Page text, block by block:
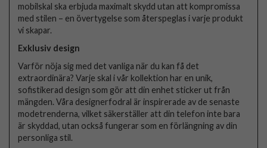
mobilskal ska erbjuda maximalt skydd utan att kompromissa
med stilen – en övertygelse som återspeglas i varje produkt
vi skapar.
Exklusiv design
Varför nöja sig med det vanliga när du kan få det
extraordinära? Varje skal i vår kollektion har en unik,
sofistikerad design som gör att din enhet sticker ut från
mängden. Våra designerfodral är inspirerade av de senaste
modetrenderna, vilket säkerställer att din telefon inte bara
är skyddad, utan också fungerar som en förlängning av din
personliga stil.